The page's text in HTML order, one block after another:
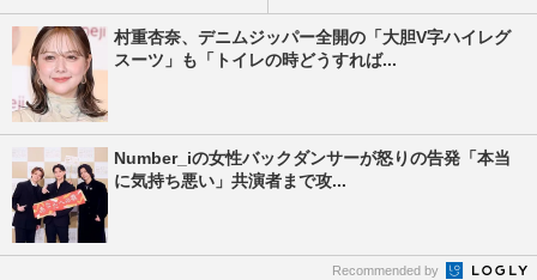
村重杏奈、デニムジッパー全開の「大胆V字ハイレグ
スーツ」も「トイレの時どうすれば...
Number_iの女性バックダンサーが怒りの告発「本当
に気持ち悪い」共演者まで攻...
Recommended by